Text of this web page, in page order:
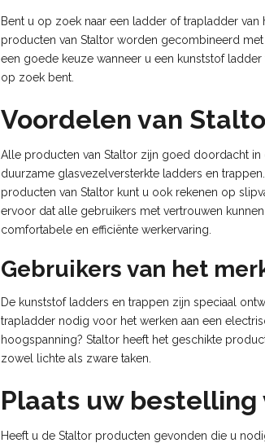
Bent u op zoek naar een ladder of trapladder van
producten van Staltor worden gecombineerd
een goede keuze wanneer u een kunststof
op zoek bent.
Voordelen van
Alle producten van Staltor zijn goed doordacht
duurzame glasvezelversterkte ladders en
producten van Staltor kunt u ook rekenen op
ervoor dat alle gebruikers met vertrouwen
comfortabele en efficiënte werkervaring.
Gebruikers van het
De kunststof ladders en trappen zijn speciaal
trapladder nodig voor het werken aan een
hoogspanning? Staltor heeft het geschikte
zowel lichte als zware taken.
Plaats uw bestelling
Heeft u de Staltor producten gevonden die u